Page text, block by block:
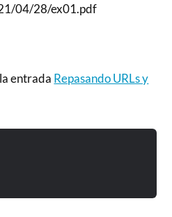
04/28/ex01.pdf
entrada Repasando URLs y